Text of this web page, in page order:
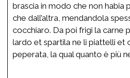
brascia in modo che non habia
che dall’altra, mendandola
cocchiaro. Da poi frigi la carne
lardo et spartila ne li piattelli et
peperata, la qual quanto è più